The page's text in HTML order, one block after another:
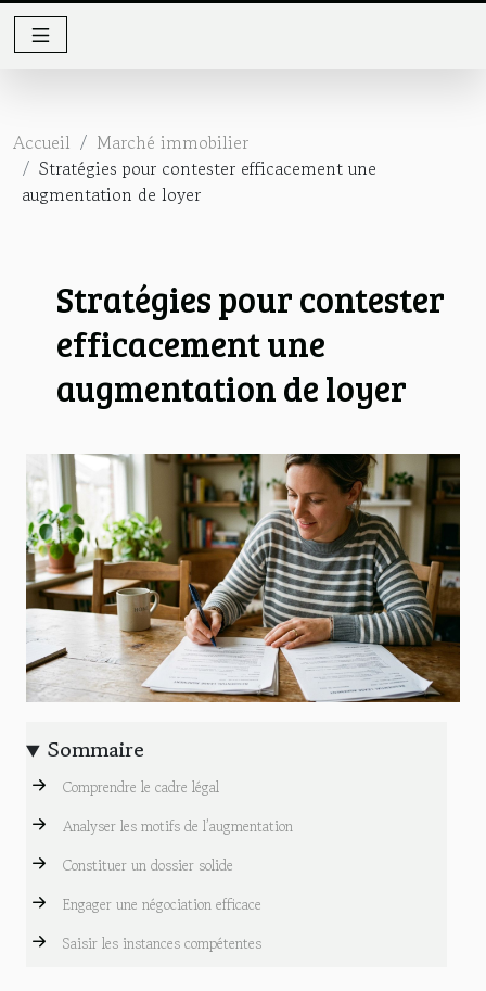
Accueil
Marché immobilier
Stratégies pour contester efficacement une
augmentation de loyer
Stratégies pour contester
efficacement une
augmentation de loyer
Sommaire
Comprendre le cadre légal
Analyser les motifs de l’augmentation
Constituer un dossier solide
Engager une négociation efficace
Saisir les instances compétentes